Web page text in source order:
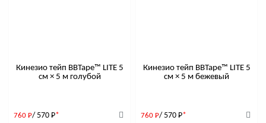
Кинезио тейп BBTape™ LITE 5
см × 5 м голубой
760 Р/ 570 Р*
Кинезио тейп BBTape™ LITE 5
см × 5 м бежевый
760 Р/ 570 Р*